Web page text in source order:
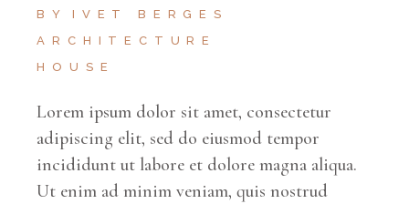
BY
IVET BERGES
ARCHITECTURE
HOUSE
Lorem ipsum dolor sit amet, consectetur
adipiscing elit, sed do eiusmod tempor
incididunt ut labore et dolore magna aliqua.
Ut enim ad minim veniam, quis nostrud